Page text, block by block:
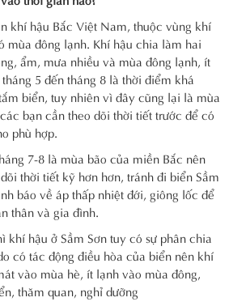
khí hậu Bắc Việt Nam, thuộc vùng khí
mùa đông lạnh. Khí hậu chia làm hai
ẩm, mưa nhiều và mùa đông lạnh, ít
5 đến tháng 8 là thời điểm khá
biển, tuy nhiên vì đây cũng lại là mùa
bạn cần theo dõi thời tiết trước để có
phù hợp.
7-8 là mùa bão của miền Bắc nên
thời tiết kỹ hơn hơn, tránh đi biển Sầm
báo về áp thấp nhiệt đới, giông lốc để
thân và gia đình.
khí hậu ở Sầm Sơn tuy có sự phân chia
có tác động điều hòa của biển nên khí
vào mùa hè, ít lạnh vào mùa đông,
thăm quan, nghỉ dưỡng